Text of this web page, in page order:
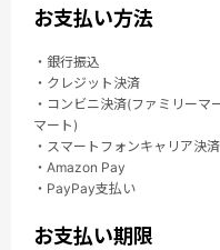
お支払い方法
・銀行振込
・クレジット決済
・コンビニ決済(ファミリーマ
マート)
・スマートフォンキャリア決済
・Amazon Pay
・PayPay支払い
お支払い期限